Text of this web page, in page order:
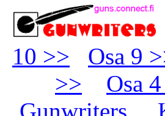
10 >>
Osa 9
>>
Osa